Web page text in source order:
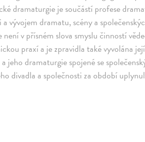
dramaturgie je součástí profese
vývojem dramatu, scény a
v přísném slova smyslu činností
praxí a je zpravidla také vyvolána
jeho dramaturgie spojené se
divadla a společnosti za období